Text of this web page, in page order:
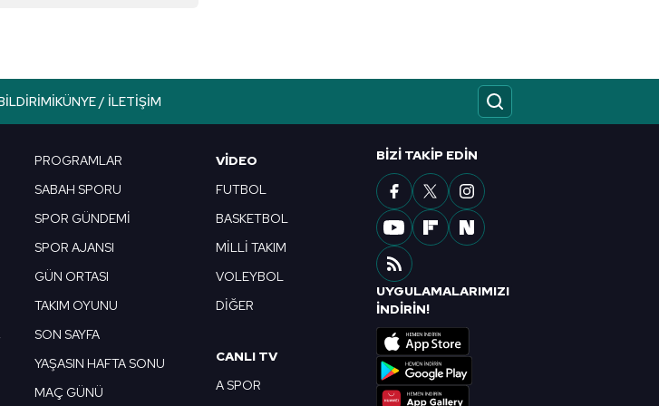
hazırlanmış Aydınlatma Metnimizi okumak ve sitemizde ilgili
için lütfen tıklayınız.
KÜNYE / İLETIŞIM
PROGRAMLAR
SABAH SPORU
SPOR GÜNDEMİ
SPOR AJANSI
GÜN ORTASI
TAKIM OYUNU
SON SAYFA
YAŞASIN HAFTA SONU
MAÇ GÜNÜ
VIDEO
FUTBOL
BASKETBOL
MİLLİ TAKIM
VOLEYBOL
DİĞER
CANLI TV
A SPOR
BIZI TAKIP EDIN
UYGULAMALARIMIZI
İNDİRİN!